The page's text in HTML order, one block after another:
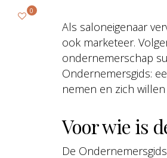
Als saloneigenaar
ook marketeer.
ondernemerschap
Ondernemersgids:
nemen en zich
Voor wie is
De
0